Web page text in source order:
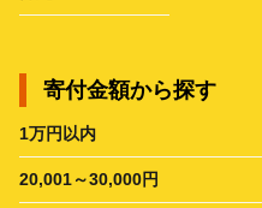
寄付金額から探す
1万円以内
20,001～30,000円